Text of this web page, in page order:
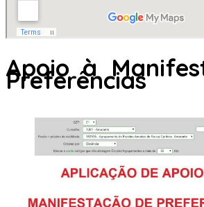
Apoio à
Preferências